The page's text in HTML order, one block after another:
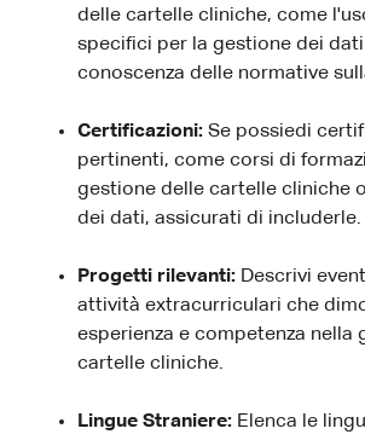
delle cartelle cliniche, come
specifici per la gestione dei
conoscenza delle normative
Certificazioni: Se possiedi
pertinenti, come corsi di
gestione delle cartelle cliniche
dei dati, assicurati di includerle.
Progetti rilevanti: Descrivi
attività extracurriculari che
esperienza e competenza nella
cartelle cliniche.
Lingue Straniere: Elenca le